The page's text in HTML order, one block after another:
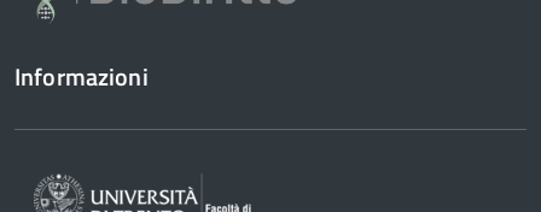
Informazioni